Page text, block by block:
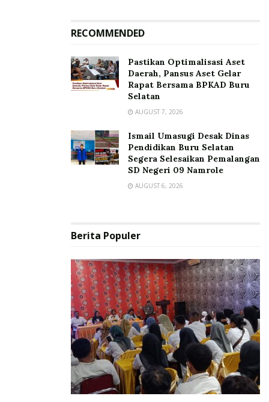
RECOMMENDED
Pastikan Optimalisasi Aset
Daerah, Pansus Aset Gelar
Rapat Bersama BPKAD Buru
Selatan
AUGUST 7, 2026
Ismail Umasugi Desak Dinas
Pendidikan Buru Selatan
Segera Selesaikan Pemalangan
SD Negeri 09 Namrole
AUGUST 6, 2026
Berita Populer